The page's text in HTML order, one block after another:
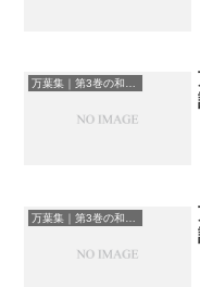
万葉集｜第3巻の和歌一覧